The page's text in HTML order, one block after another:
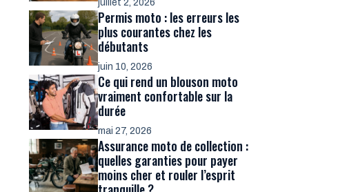
juillet 2, 2026
Permis moto : les erreurs les
plus courantes chez les
débutants
juin 10, 2026
Ce qui rend un blouson moto
vraiment confortable sur la
durée
mai 27, 2026
Assurance moto de collection :
quelles garanties pour payer
moins cher et rouler l’esprit